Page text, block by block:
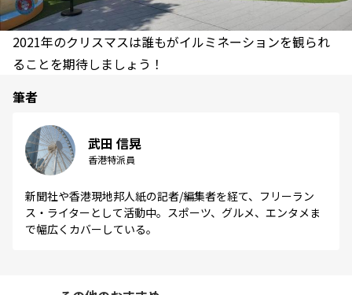
2021年のクリスマスは誰もがイルミネーションを観られ
ることを期待しましょう！
筆者
武田 信晃
香港特派員
新聞社や香港現地邦人紙の記者/編集者を経て、フリーラン
ス・ライターとして活動中。スポーツ、グルメ、エンタメま
で幅広くカバーしている。